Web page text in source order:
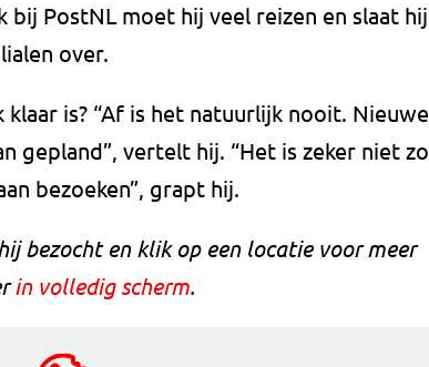
PostNL moet hij veel reizen en slaat hij
over.
is? “Af is het natuurlijk nooit. Nieuwe
gepland”, vertelt hij. “Het is zeker niet zo
bezoeken”, grapt hij.
bezocht en klik op een locatie voor meer
in volledig scherm.